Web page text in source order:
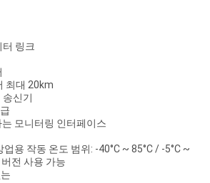
링크
최대 20km
송신기
모니터링 인터페이스
용 작동 온도 범위: -40°C ~ 85°C / -5°C ~
버전 사용 가능